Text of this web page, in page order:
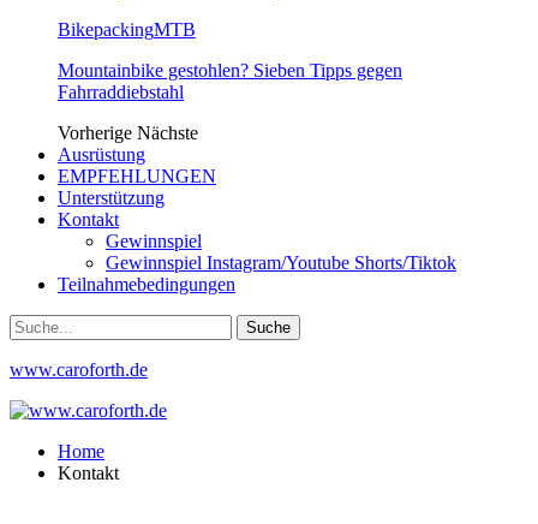
BikepackingMTB
Mountainbike gestohlen? Sieben Tipps gegen
Fahrraddiebstahl
Vorherige Nächste
Ausrüstung
EMPFEHLUNGEN
Unterstützung
Kontakt
Gewinnspiel
Gewinnspiel Instagram/Youtube Shorts/Tiktok
Teilnahmebedingungen
www.caroforth.de
Home
Kontakt